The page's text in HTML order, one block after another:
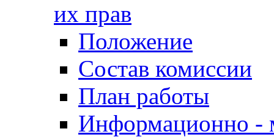
их прав
Положение
Состав комиссии
План работы
Информационно -